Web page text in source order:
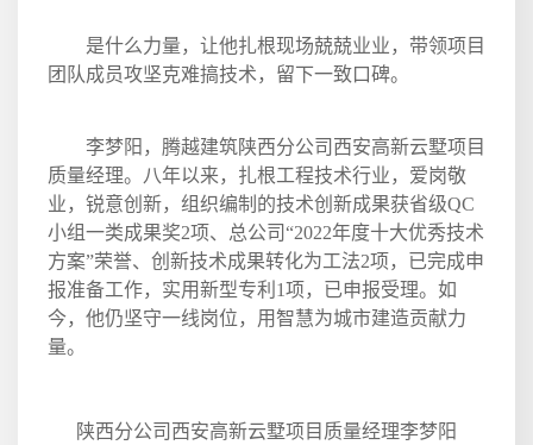
是什么力量，让他扎根现场兢兢业业，带领项目
团队成员攻坚克难搞技术，留下一致口碑。
李梦阳，腾越建筑陕西分公司西安高新云墅项目
质量经理。八年以来，扎根工程技术行业，爱岗敬
业，锐意创新，组织编制的技术创新成果获省级QC
小组一类成果奖2项、总公司“2022年度十大优秀技术
方案”荣誉、创新技术成果转化为工法2项，已完成申
报准备工作，实用新型专利 1项，已申报受理。如
今，他仍坚守一线岗位，用智慧为城市建造贡献力
量。
陕西分公司西安高新云墅项目质量经理李梦阳